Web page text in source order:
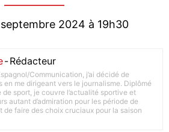
2024 à 19h30
-Rédacteur
Communication, j’ai décidé de
en me dirigeant vers le journalisme. Diplômé
de sport, je couvre l’actualité sportive et
autant d’admiration pour les période de
de faire des choix cruciaux pour la saison